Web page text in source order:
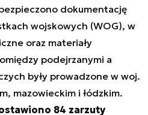
dokumentację
wojskowych (WOG), w
oraz materiały
podejrzanymi a
były prowadzone w woj.
mazowieckim i łódzkim.
84 zarzuty